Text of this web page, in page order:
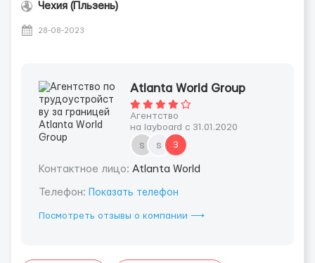
Чехия (Пльзень)
28-08-2023
Atlanta World Group
Агентство
на layboard с 31.01.2020
s s 3
Контактное лицо: Atlanta World
Телефон: Показать телефон
Посмотреть отзывы о компании ⟶